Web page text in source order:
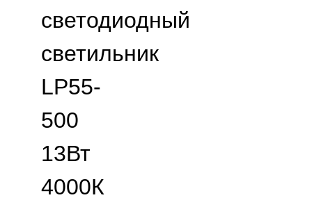
светодиодный
светильник
LP55-
500
13Вт
4000К